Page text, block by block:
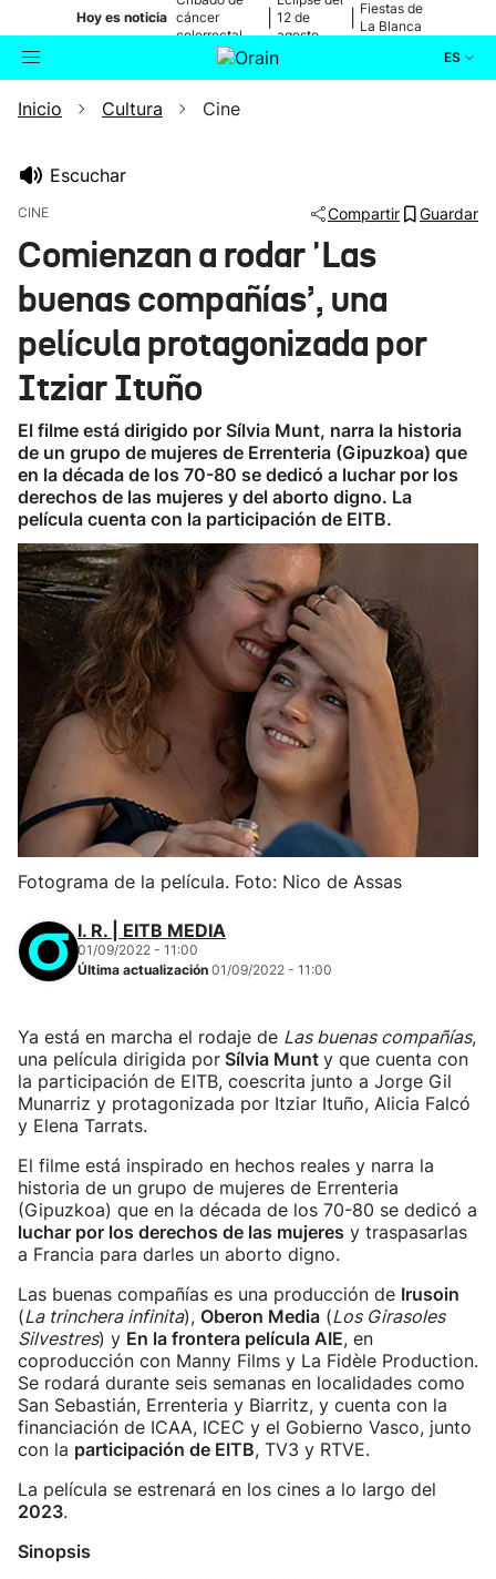
Hoy es noticia cáncer
colorrectal
12 de
agosto
Fiestas de
La Blanca
ES
Buscador Actualidad
Ikusmiran
Eguraldia
Inicio Cultura Cine
Escuchar
CINE Compartir Guardar
Comienzan a rodar 'Las
buenas compañías’, una
película protagonizada por
Itziar Ituño
El filme está dirigido por Sílvia Munt, narra la historia
de un grupo de mujeres de Errenteria (Gipuzkoa) que
en la década de los 70-80 se dedicó a luchar por los
derechos de las mujeres y del aborto digno. La
película cuenta con la participación de EITB.
Fotograma de la película. Foto: Nico de Assas
I. R. | EITB MEDIA
01/09/2022 - 11:00
Última actualización 01/09/2022 - 11:00
Ya está en marcha el rodaje de Las buenas compañías,
una película dirigida por Sílvia Munt y que cuenta con
la participación de EITB, coescrita junto a Jorge Gil
Munarriz y protagonizada por Itziar Ituño, Alicia Falcó
y Elena Tarrats.
El filme está inspirado en hechos reales y narra la
historia de un grupo de mujeres de Errenteria
(Gipuzkoa) que en la década de los 70-80 se dedicó a
luchar por los derechos de las mujeres y traspasarlas
a Francia para darles un aborto digno.
Las buenas compañías es una producción de Irusoin
(La trinchera infinita), Oberon Media (Los Girasoles
Silvestres) y En la frontera película AIE, en
coproducción con Manny Films y La Fidèle Production.
Se rodará durante seis semanas en localidades como
San Sebastián, Errenteria y Biarritz, y cuenta con la
financiación de ICAA, ICEC y el Gobierno Vasco, junto
con la participación de EITB, TV3 y RTVE.
La película se estrenará en los cines a lo largo del
2023.
Sinopsis